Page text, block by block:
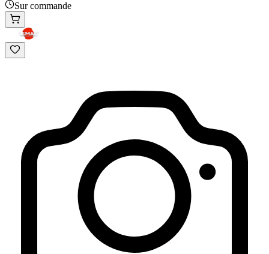
Sur commande